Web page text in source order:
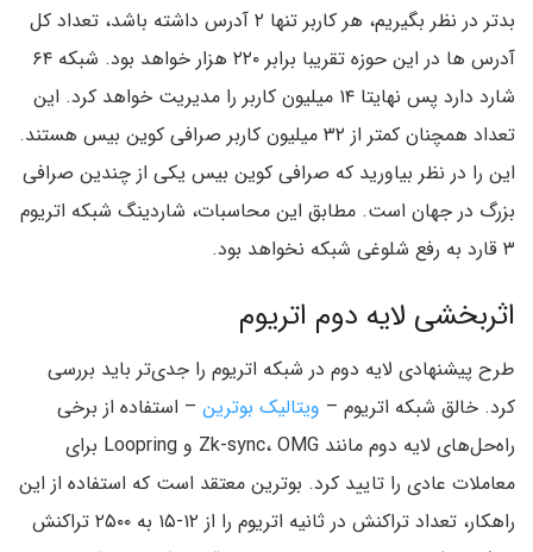
بدتر در نظر بگیریم، هر کاربر تنها ۲ آدرس داشته باشد، تعداد کل
آدرس ها در این حوزه تقریبا برابر ۲۲۰ هزار خواهد بود. شبکه ۶۴
شارد دارد پس نهایتا ۱۴ میلیون کاربر را مدیریت خواهد کرد. این
تعداد همچنان کمتر از ۳۲ میلیون کاربر صرافی کوین بیس هستند.
این را در نظر بیاورید که صرافی کوین بیس یکی از چندین صرافی
بزرگ در جهان است. مطابق این محاسبات، شاردینگ شبکه اتریوم
۳ قارد به رفع شلوغی شبکه نخواهد بود.
اثربخشی لایه دوم اتریوم
طرح پیشنهادی لایه دوم در شبکه اتریوم را جدی‌تر باید بررسی
کرد. خالق شبکه اتریوم – ویتالیک بوترین – استفاده از برخی
راه‌حل‌های لایه دوم مانند Zk-sync، OMG و Loopring برای
معاملات عادی را تایید کرد. بوترین معتقد است که استفاده از این
راهکار، تعداد تراکنش در ثانیه اتریوم را از ۱۲-۱۵ به ۲۵۰۰ تراکنش